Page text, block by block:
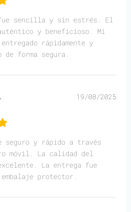
fue sencilla y sin estrés. El
y beneficioso. Mi
rápidamente y
de forma segura.
19/08/2025
seguro y rápido a través
móvil. La calidad del
La entrega fue
protector.